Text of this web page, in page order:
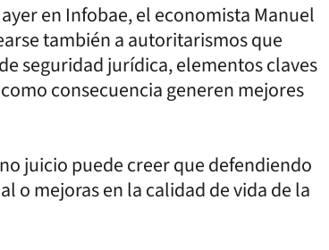
en Infobae, el economista Manuel
también a autoritarismos que
seguridad jurídica, elementos claves
consecuencia generen mejores
juicio puede creer que defendiendo
o mejoras en la calidad de vida de la